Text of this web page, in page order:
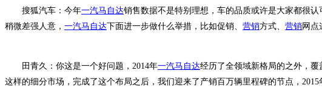
搜狐汽车：今年一汽马自达销售数据不是特别理想，车的品质或许是大家都很
稍微差强人意， 一汽马自达下面进一步做什么举措，比如促销、 营销方式、 营销网点
田青久：你这是一个好问题，2014年一汽马自达经历了全领域新格局的之外，覆
这样的细分市场，完成了这个布局之后，我们迎来了产销百万辆里程碑的节点，